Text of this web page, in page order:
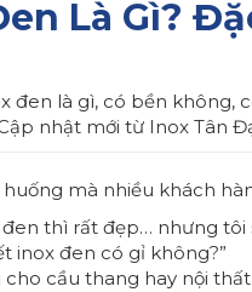
Là Gì?
đen là gì, có bền không,
nhật mới từ Inox Tân
mà nhiều khách
đen thì rất đẹp… nhưng tôi
inox đen có gỉ không?”
cho cầu thang hay nội